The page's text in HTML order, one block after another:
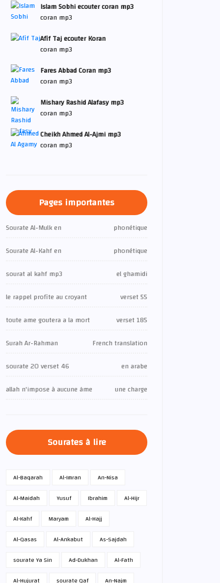
Islam Sobhi ecouter coran mp3
coran mp3
Afif Taj ecouter Koran
coran mp3
Fares Abbad Coran mp3
coran mp3
Mishary Rashid Alafasy mp3
coran mp3
Cheikh Ahmed Al-Ajmi mp3
coran mp3
Pages importantes
Sourate Al-Mulk en
phonétique
Sourate Al-Kahf en
phonétique
sourat al kahf mp3
el ghamidi
le rappel profite au croyant
verset 55
toute ame goutera a la mort
verset 185
Surah Ar-Rahman
French translation
sourate 20 verset 46
en arabe
allah n'impose à aucune âme
une charge
Sourates à lire
Al-Baqarah Al-Imran
An-Nisa
Al-Maidah
Yusuf Ibrahim
Al-Hijr
Al-Kahf
Maryam
Al-Hajj
Al-Qasas
Al-Ankabut
As-Sajdah
sourate Ya Sin
Ad-Dukhan
Al-Fath
Al-Hujurat
sourate Qaf
An-Najm